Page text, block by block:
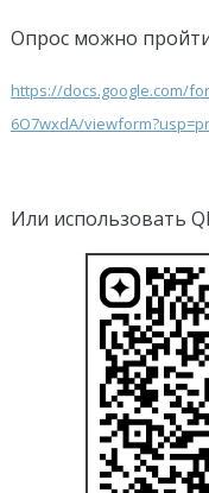
Опрос можно
https://docs.google.com/
6O7wxdA/
Или использовать